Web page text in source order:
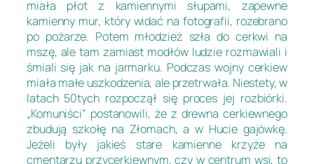
miała płot z kamiennymi słupami, zapewne
kamienny mur, który widać na fotografii, rozebrano
po pożarze. Potem młodzież szła do cerkwi na
mszę, ale tam zamiast modłów ludzie rozmawiali i
śmiali się jak na jarmarku. Podczas wojny cerkiew
miała małe uszkodzenia, ale przetrwała. Niestety, w
latach 50tych rozpoczął się proces jej rozbiórki.
„Komuniści” postanowili, że z drewna cerkiewnego
zbudują szkołę na Złomach, a w Hucie gajówkę.
Jeżeli były jakieś stare kamienne krzyże na
cmentarzu przycerkiewnym, czy w centrum wsi, to